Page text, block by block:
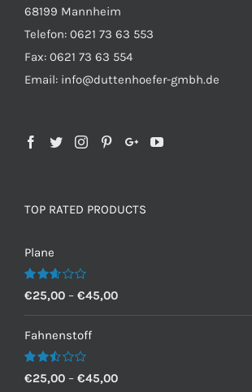
68199 Mannheim
Telefon: 0621 73 63 553
Fax: 0621 73 63 554
Email: info@duttenhoefer-gmbh.de
TOP RATED PRODUCTS
Plane
Bewertet
mit
2.60
von 5
€25,00 – €45,00
Fahnenstoff
Bewertet
mit
€25,00 – €45,00